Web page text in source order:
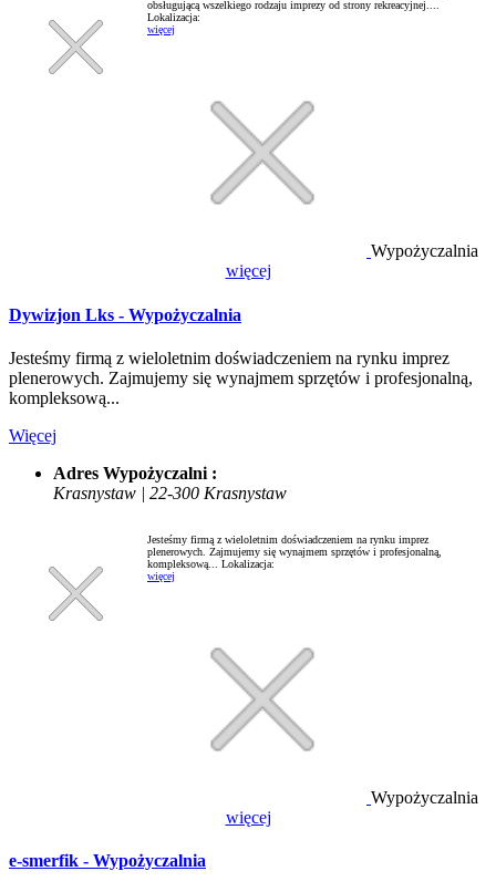
obsługującą wszelkiego rodzaju imprezy od strony rekreacyjnej....
Lokalizacja:
więcej
Wypożyczalnia
więcej
Dywizjon Lks - Wypożyczalnia
Jesteśmy firmą z wieloletnim doświadczeniem na rynku imprez
plenerowych. Zajmujemy się wynajmem sprzętów i profesjonalną,
kompleksową...
Więcej
Adres Wypożyczalni :
Krasnystaw | 22-300 Krasnystaw
Jesteśmy firmą z wieloletnim doświadczeniem na rynku imprez
plenerowych. Zajmujemy się wynajmem sprzętów i profesjonalną,
kompleksową... Lokalizacja:
więcej
Wypożyczalnia
więcej
e-smerfik - Wypożyczalnia